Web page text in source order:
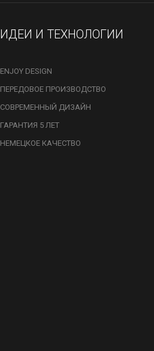
ИДЕИ И ТЕХНОЛОГИИ
ENJOY DESIGN
ПЕРЕДОВОЕ ПРОИЗВОДСТВО
СОВРЕМЕННЫЙ ДИЗАЙН
ГАРАНТИЯ 5 ЛЕТ
НЕМЕЦКОЕ КАЧЕСТВО